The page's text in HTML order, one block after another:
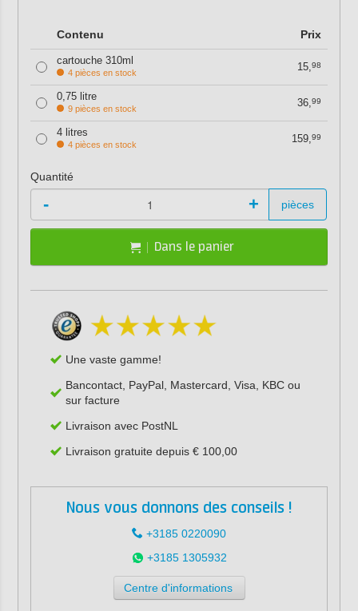
Contenu Prix
cartouche 310ml
4 pièces en stock 15,98
0,75 litre
9 pièces en stock 36,99
4 litres
4 pièces en stock 159,99
Quantité
- + pièces
Dans le panier
Une vaste gamme!
Bancontact, PayPal, Mastercard, Visa, KBC ou
sur facture
Livraison avec PostNL
Livraison gratuite depuis € 100,00
Nous vous donnons des conseils !
+3185 0220090
+3185 1305932
Centre d'informations